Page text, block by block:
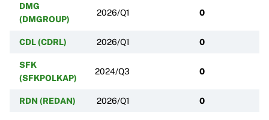
DMG
(DMGROUP)
2026/Q1 0
CDL (CDRL) 2026/Q1 0
SFK
(SFKPOLKAP)
2024/Q3 0
RDN (REDAN) 2026/Q1 0